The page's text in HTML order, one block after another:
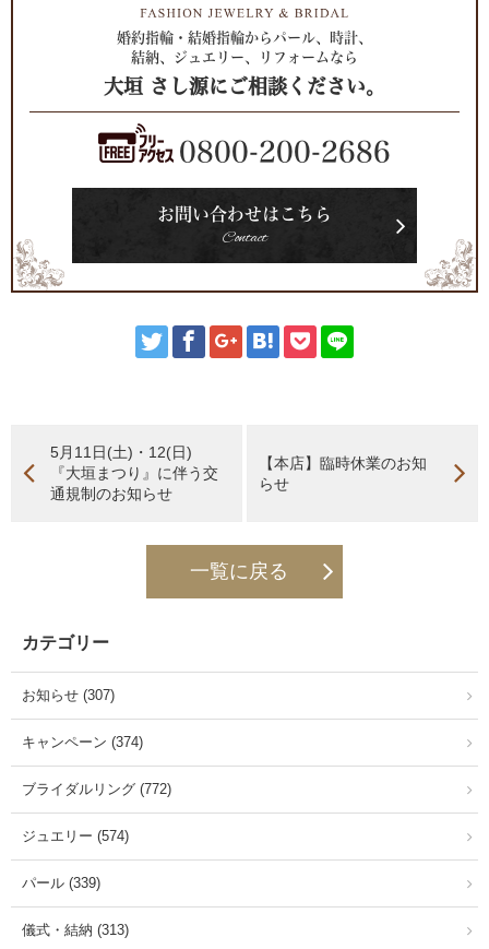
婚約指輪・結婚指輪からパール、時計、
結納、ジュエリー、リフォームなら
大垣 さし源にご相談ください。
0800-200-2686
お問い合わせはこちら
Contact
5月11日(土)・12(日)
『大垣まつり』に伴う交
通規制のお知らせ
【本店】臨時休業のお知
らせ
一覧に戻る
カテゴリー
お知らせ (307)
キャンペーン (374)
ブライダルリング (772)
ジュエリー (574)
パール (339)
儀式・結納 (313)